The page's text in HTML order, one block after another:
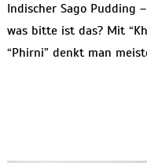
Indischer Sago Pudding
was bitte ist das? Mit
“Phirni” denkt man